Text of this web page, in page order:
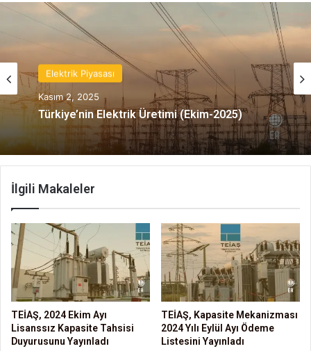
Elektrik Piyasası
Kasım 2, 2025
Türkiye’nin Elektrik Üretimi (Ekim-2025)
İlgili Makaleler
TEİAŞ, 2024 Ekim Ayı
Lisanssız Kapasite Tahsisi
Duyurusunu Yayınladı
TEİAŞ, Kapasite Mekanizması
2024 Yılı Eylül Ayı Ödeme
Listesini Yayınladı